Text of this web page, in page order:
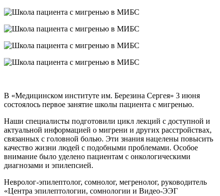
В «Медицинском институте им. Березина Сергея» 3 июня
состоялось первое занятие школы пациента с мигренью.
Наши специалисты подготовили цикл лекций с доступной и
актуальной информацией о мигрени и других расстройствах,
связанных с головной болью. Эти знания нацелены повысить
качество жизни людей с подобными проблемами. Особое
внимание было уделено пациентам с онкологическими
диагнозами и эпилепсией.
Невролог-эпилептолог, сомнолог, мегренолог, руководитель
«Центра эпилептологии, сомнологии и Видео-ЭЭГ